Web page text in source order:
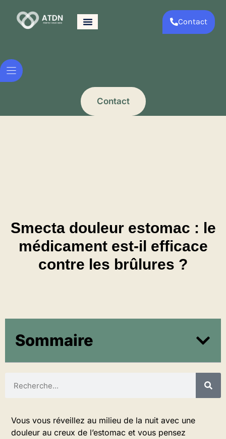
Contact
Contact
Smecta douleur estomac : le
médicament est‑il efficace
contre les brûlures ?
Sommaire
Vous vous réveillez au milieu de la nuit avec une
douleur au creux de l’estomac et vous pensez